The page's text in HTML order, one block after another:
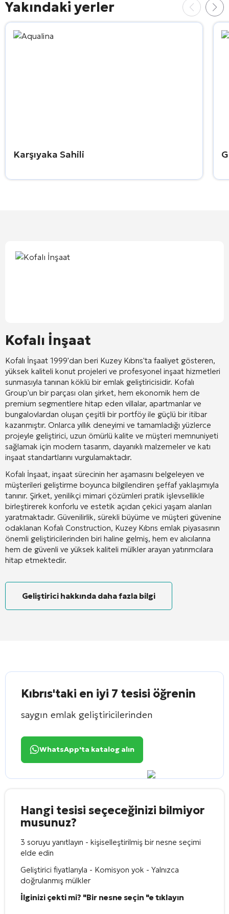
Yakındaki yerler
Karşıyaka Sahili
Kofalı İnşaat
Kofalı İnşaat 1999'dan beri Kuzey Kıbrıs'ta faaliyet gösteren,
yüksek kaliteli konut projeleri ve profesyonel inşaat hizmetleri
sunmasıyla tanınan köklü bir emlak geliştiricisidir. Kofalı
Group'un bir parçası olan şirket, hem ekonomik hem de
premium segmentlere hitap eden villalar, apartmanlar ve
bungalovlardan oluşan çeşitli bir portföy ile güçlü bir itibar
kazanmıştır. Onlarca yıllık deneyimi ve tamamladığı yüzlerce
projeyle geliştirici, uzun ömürlü kalite ve müşteri memnuniyeti
sağlamak için modern tasarım, dayanıklı malzemeler ve katı
inşaat standartlarını vurgulamaktadır.
Kofalı İnşaat, inşaat sürecinin her aşamasını belgeleyen ve
müşterileri geliştirme boyunca bilgilendiren şeffaf yaklaşımıyla
tanınır. Şirket, yenilikçi mimari çözümleri pratik işlevsellikle
birleştirerek konforlu ve estetik açıdan çekici yaşam alanları
yaratmaktadır. Güvenilirlik, sürekli büyüme ve müşteri güvenine
odaklanan Kofalı Construction, Kuzey Kıbrıs emlak piyasasının
önemli geliştiricilerinden biri haline gelmiş, hem ev alıcılarına
hem de güvenli ve yüksek kaliteli mülkler arayan yatırımcılara
hitap etmektedir.
Geliştirici hakkında daha fazla bilgi
Kıbrıs'taki en iyi 7 tesisi öğrenin
saygın emlak geliştiricilerinden
WhatsApp'ta katalog alın
Hangi tesisi seçeceğinizi bilmiyor
musunuz?
3 soruyu yanıtlayın - kişiselleştirilmiş bir nesne seçimi
elde edin
Geliştirici fiyatlarıyla - Komisyon yok - Yalnızca
doğrulanmış mülkler
İlginizi çekti mi? "Bir nesne seçin "e tıklayın